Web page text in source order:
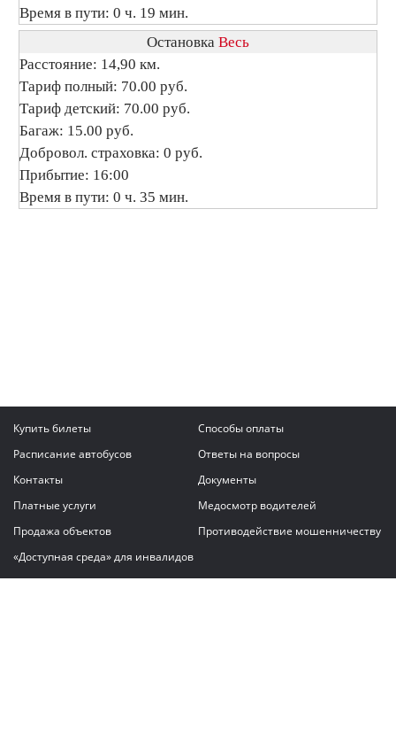
Время в пути: 0 ч. 19 мин.
Остановка Весь
Расстояние: 14,90 км.
Тариф полный: 70.00 руб.
Тариф детский: 70.00 руб.
Багаж: 15.00 руб.
Добровол. страховка: 0 руб.
Прибытие: 16:00
Время в пути: 0 ч. 35 мин.
Купить билеты
Способы оплаты
Расписание автобусов
Ответы на вопросы
Контакты
Документы
Платные услуги
Медосмотр водителей
Продажа объектов
Противодействие мошенничеству
«Доступная среда» для инвалидов